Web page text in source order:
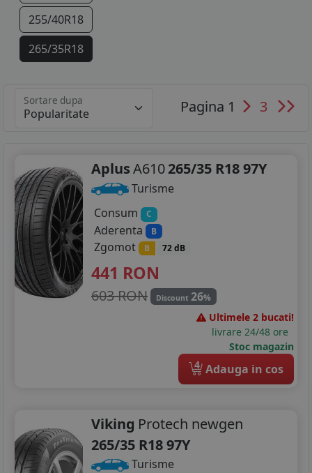
255/40R18
265/35R18
285/35R18
245/35R19
245/40R19
245/45R19
255/30R19
255/35R19
295/35R19
245/35R20
Sortare dupa Pagina 1 3
AplusA610265/35 R18 97Y
Turisme
Consum
C
Aderenta B
Zgomot B 72 dB
441 RON
603 RON Discount 26%
Ultimele 2 bucati!
livrare 24/48 ore
Stoc magazin
4 Adauga in cos
Viking Protech newgen
265/35 R18 97Y
Turisme